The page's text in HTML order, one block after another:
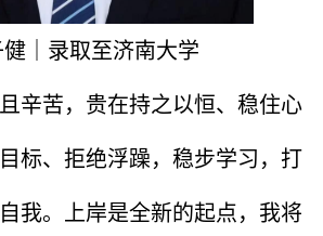
健｜录取至济南大学
辛苦，贵在持之以恒、稳住心
标、拒绝浮躁，稳步学习，打
我。上岸是全新的起点，我将